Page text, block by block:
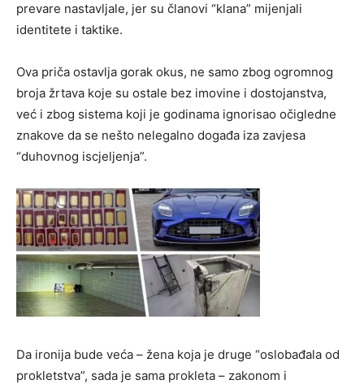
prevare nastavljale, jer su članovi “klana” mijenjali
identitete i taktike.
Ova priča ostavlja gorak okus, ne samo zbog ogromnog
broja žrtava koje su ostale bez imovine i dostojanstva,
već i zbog sistema koji je godinama ignorisao očigledne
znakove da se nešto nelegalno događa iza zavjesa
“duhovnog iscjeljenja”.
Da ironija bude veća – žena koja je druge “oslobađala od
prokletstva”, sada je sama prokleta – zakonom i